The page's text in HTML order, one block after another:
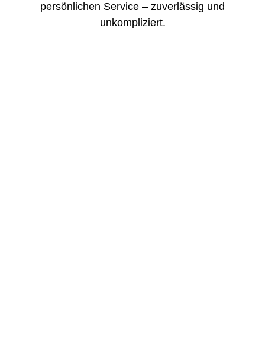
persönlichen Service – zuverlässig und
unkompliziert.